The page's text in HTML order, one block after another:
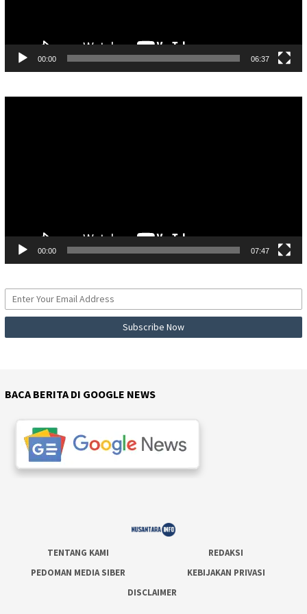
00:00 06:37
00:00 07:47
BACA BERITA DI GOOGLE NEWS
TENTANG KAMI
REDAKSI
PEDOMAN MEDIA SIBER
KEBIJAKAN PRIVASI
DISCLAIMER